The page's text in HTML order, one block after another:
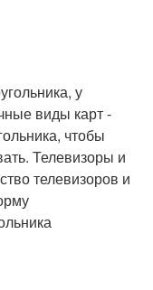
у
виды карт -
чтобы
Телевизоры и
телевизоров и